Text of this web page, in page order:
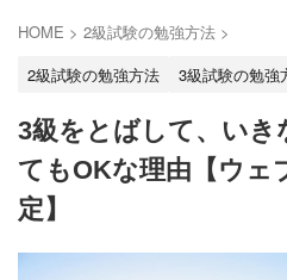
HOME > 2級試験の勉強方法 >
2級試験の勉強方法
3級試験の勉強
3級をとばして、いき
てもOKな理由【ウェ
定】